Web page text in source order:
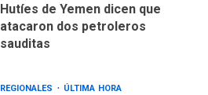
Hutíes de Yemen dicen que
atacaron dos petroleros
sauditas
REGIONALES ÚLTIMA HORA